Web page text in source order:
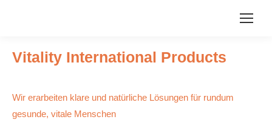
Vitality International Products
Wir erarbeiten klare und natürliche Lösungen für rundum
gesunde, vitale Menschen